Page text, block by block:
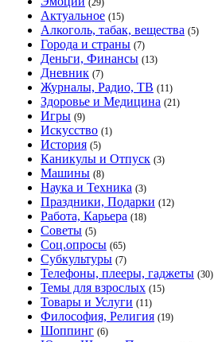
(29)
Актуальное (15)
Алкоголь, табак, вещества (5)
Города и страны (7)
Деньги, Финансы (13)
Дневник (7)
Журналы, Радио, ТВ (11)
Здоровье и Медицина (21)
Игры (9)
Искусство (1)
История (5)
Каникулы и Отпуск (3)
Машины (8)
Наука и Техника (3)
Праздники, Подарки (12)
Работа, Карьера (18)
Советы (5)
Соц.опросы (65)
Субкультуры (7)
Телефоны, плееры, гаджеты (30)
Темы для взрослых (15)
Товары и Услуги (11)
Философия, Религия (19)
Шоппинг (6)